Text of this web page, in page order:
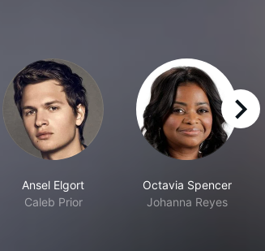
Ansel Elgort
Caleb Prior
Octavia Spencer
Johanna Reyes
right